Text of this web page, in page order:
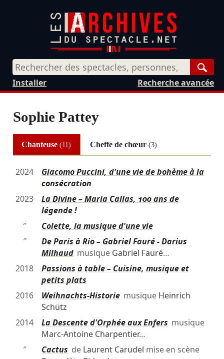
Recherche avancée
Installer
Sophie Pattey
Chanteuse(11) Cheffe de chœur (3)
2024
Giacomo Puccini, d'une vie de bohème à la
consécration
2023
La Divine – Maria Callas, 100 ans de
légende !
″
Colette, la musique d'une vie
″
De Paris à Rio – Gabriel Fauré - Darius
Milhaudmusique Gabriel Fauré…
2018
Passions à table – Cuisine, musique et
petits plats
2016
Weihnachts-Historiemusique Heinrich
Schütz
2014
La Descente d'Orphée aux Enfers musique
Marc-Antoine Charpentier…
″
Cactus de Laurent Carudel mise en scène